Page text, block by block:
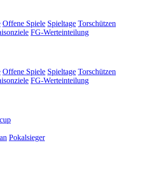
Offene Spiele Spieltage Torschützen
FG-Werteinteilung
Offene Spiele Spieltage Torschützen
FG-Werteinteilung
Pokalsieger